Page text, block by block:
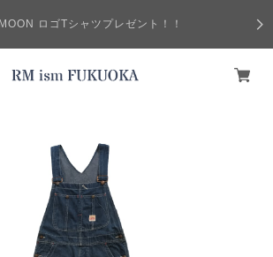
ロゴTシャツプレゼント！！